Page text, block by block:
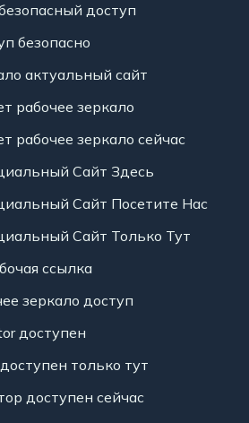
доступ
безопасно
актуальный сайт
рабочее зеркало
рабочее зеркало сейчас
Сайт Здесь
Сайт Посетите Нас
Сайт Только Тут
ссылка
зеркало доступ
доступен
только тут
доступен сейчас